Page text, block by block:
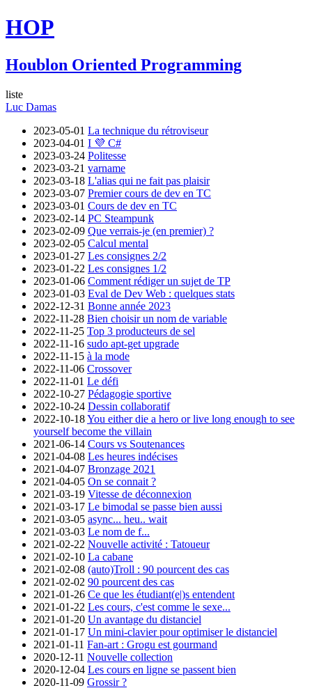
HOP
Houblon Oriented Programming
liste
Luc Damas
2023-05-01 La technique du rétroviseur
2023-04-01 I 💜 C#
2023-03-24 Politesse
2023-03-21 varname
2023-03-18 L'alias qui ne fait pas plaisir
2023-03-07 Premier cours de dev en TC
2023-03-01 Cours de dev en TC
2023-02-14 PC Steampunk
2023-02-09 Que verrais-je (en premier) ?
2023-02-05 Calcul mental
2023-01-27 Les consignes 2/2
2023-01-22 Les consignes 1/2
2023-01-06 Comment rédiger un sujet de TP
2023-01-03 Eval de Dev Web : quelques stats
2022-12-31 Bonne année 2023
2022-11-28 Bien choisir un nom de variable
2022-11-25 Top 3 producteurs de sel
2022-11-16 sudo apt-get upgrade
2022-11-15 à la mode
2022-11-06 Crossover
2022-11-01 Le défi
2022-10-27 Pédagogie sportive
2022-10-24 Dessin collaboratif
2022-10-18You either die a hero or live long enough to see
yourself become the villain
2021-06-14 Cours vs Soutenances
2021-04-08 Les heures indécises
2021-04-07 Bronzage 2021
2021-04-05 On se connait ?
2021-03-19 Vitesse de déconnexion
2021-03-17 Le bimodal se passe bien aussi
2021-03-05 async... heu.. wait
2021-03-03 Le nom de f...
2021-02-22 Nouvelle activité : Tatoueur
2021-02-10 La cabane
2021-02-08 (auto)Troll : 90 pourcent des cas
2021-02-02 90 pourcent des cas
2021-01-26 Ce que les étudiant(e|)s entendent
2021-01-22 Les cours, c'est comme le sexe...
2021-01-20 Un avantage du distanciel
2021-01-17 Un mini-clavier pour optimiser le distanciel
2021-01-11 Fan-art : Grogu est gourmand
2020-12-11 Nouvelle collection
2020-12-04 Les cours en ligne se passent bien
2020-11-09 Grossir ?